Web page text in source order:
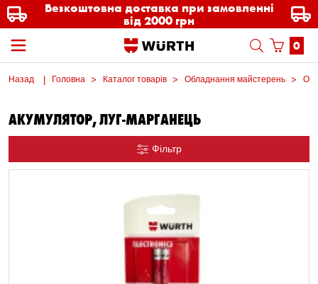
Безкоштовна доставка при замовленні
від 2000 грн
0
Назад Головна Каталог товарів Обладнання майстерень
АКУМУЛЯТОР, ЛУГ-МАРГАНЕЦЬ
Фільтр